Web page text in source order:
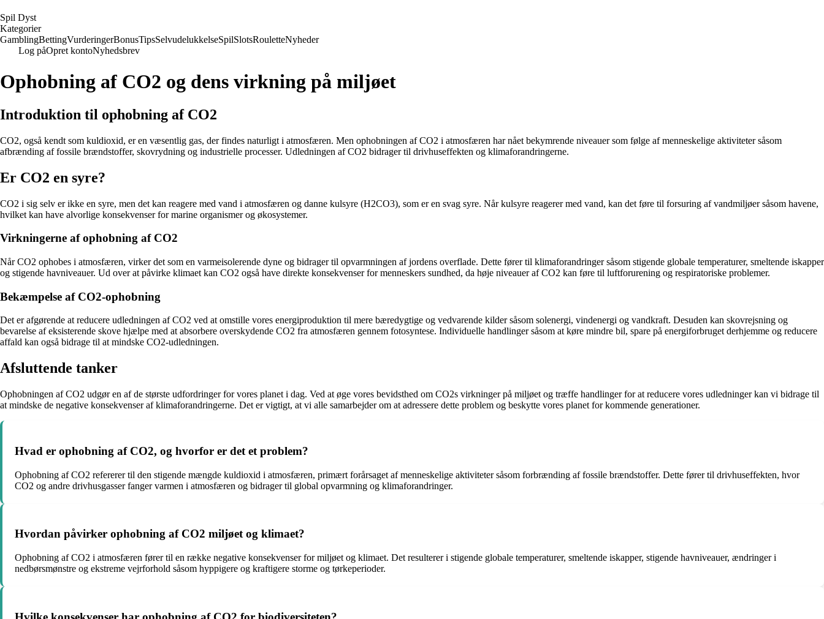
Spil Dyst
Kategorier
GamblingBettingVurderingerBonusTipsSelvudelukkelseSpilSlotsRouletteNyheder
Log påOpret kontoNyhedsbrev
Ophobning af CO2 og dens virkning på miljøet
Introduktion til ophobning af CO2
CO2, også kendt som kuldioxid, er en væsentlig gas, der findes naturligt i atmosfæren. Men ophobningen af CO2 i atmosfæren har nået bekymrende niveauer som følge af menneskelige aktiviteter såsom
afbrænding af fossile brændstoffer, skovrydning og industrielle processer. Udledningen af CO2 bidrager til drivhuseffekten og klimaforandringerne.
Er CO2 en syre?
CO2 i sig selv er ikke en syre, men det kan reagere med vand i atmosfæren og danne kulsyre (H2CO3), som er en svag syre. Når kulsyre reagerer med vand, kan det føre til forsuring af vandmiljøer såsom havene,
hvilket kan have alvorlige konsekvenser for marine organismer og økosystemer.
Virkningerne af ophobning af CO2
Når CO2 ophobes i atmosfæren, virker det som en varmeisolerende dyne og bidrager til opvarmningen af jordens overflade. Dette fører til klimaforandringer såsom stigende globale temperaturer, smeltende iskapper
og stigende havniveauer. Ud over at påvirke klimaet kan CO2 også have direkte konsekvenser for menneskers sundhed, da høje niveauer af CO2 kan føre til luftforurening og respiratoriske problemer.
Bekæmpelse af CO2-ophobning
Det er afgørende at reducere udledningen af CO2 ved at omstille vores energiproduktion til mere bæredygtige og vedvarende kilder såsom solenergi, vindenergi og vandkraft. Desuden kan skovrejsning og
bevarelse af eksisterende skove hjælpe med at absorbere overskydende CO2 fra atmosfæren gennem fotosyntese. Individuelle handlinger såsom at køre mindre bil, spare på energiforbruget derhjemme og reducere
affald kan også bidrage til at mindske CO2-udledningen.
Afsluttende tanker
Ophobningen af CO2 udgør en af de største udfordringer for vores planet i dag. Ved at øge vores bevidsthed om CO2s virkninger på miljøet og træffe handlinger for at reducere vores udledninger kan vi bidrage til
at mindske de negative konsekvenser af klimaforandringerne. Det er vigtigt, at vi alle samarbejder om at adressere dette problem og beskytte vores planet for kommende generationer.
Hvad er ophobning af CO2, og hvorfor er det et problem?
Ophobning af CO2 refererer til den stigende mængde kuldioxid i atmosfæren, primært forårsaget af menneskelige aktiviteter såsom forbrænding af fossile brændstoffer. Dette fører til drivhuseffekten, hvor
CO2 og andre drivhusgasser fanger varmen i atmosfæren og bidrager til global opvarmning og klimaforandringer.
Hvordan påvirker ophobning af CO2 miljøet og klimaet?
Ophobning af CO2 i atmosfæren fører til en række negative konsekvenser for miljøet og klimaet. Det resulterer i stigende globale temperaturer, smeltende iskapper, stigende havniveauer, ændringer i
nedbørsmønstre og ekstreme vejrforhold såsom hyppigere og kraftigere storme og tørkeperioder.